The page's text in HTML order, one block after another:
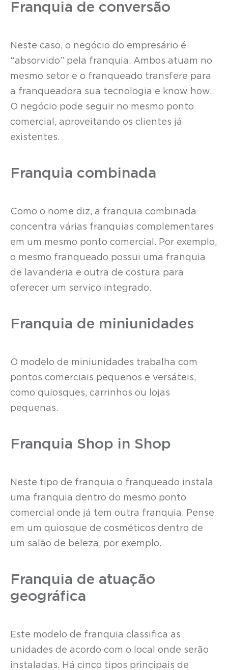
Franquia de conversão
Neste caso, o negócio do empresário é
“absorvido” pela franquia. Ambos atuam no
mesmo setor e o franqueado transfere para
a franqueadora sua tecnologia e know how.
O negócio pode seguir no mesmo ponto
comercial, aproveitando os clientes já
existentes.
Franquia combinada
Como o nome diz, a franquia combinada
concentra várias franquias complementares
em um mesmo ponto comercial. Por exemplo,
o mesmo franqueado possui uma franquia
de lavanderia e outra de costura para
oferecer um serviço integrado.
Franquia de miniunidades
O modelo de miniunidades trabalha com
pontos comerciais pequenos e versáteis,
como quiosques, carrinhos ou lojas
pequenas.
Franquia Shop in Shop
Neste tipo de franquia o franqueado instala
uma franquia dentro do mesmo ponto
comercial onde já tem outra franquia. Pense
em um quiosque de cosméticos dentro de
um salão de beleza, por exemplo.
Franquia de atuação
geográfica
Este modelo de franquia classifica as
unidades de acordo com o local onde serão
instaladas. Há cinco tipos principais de